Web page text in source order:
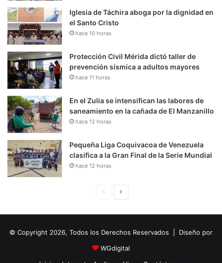
Iglesia de Táchira aboga por la dignidad en
el Santo Cristo
hace 10 horas
Protección Civil Mérida dictó taller de
prevención sísmica a adultos mayores
hace 11 horas
En el Zulia se intensifican las labores de
saneamiento en la cañada de El Manzanillo
hace 12 horas
Pequeña Liga Coquivacoa de Venezuela
clasifica a la Gran Final de la Serie Mundial
hace 12 horas
i
n
a
u
i
e
© Copyright 2026, Todos los Derechos Reservados | Diseño por
WGdigital